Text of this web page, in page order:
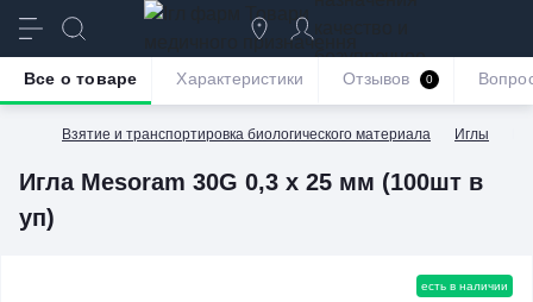
безупречное
обслуживание
Взятие и транспортировка биологического материала Иглы
Игла Mesoram 30G 0,3 х 25 мм (100шт в
уп)
Все о товаре Характеристики Отзывов 0
есть в наличии